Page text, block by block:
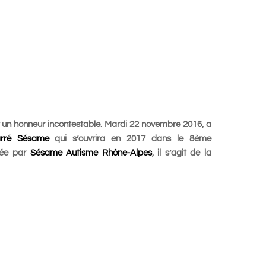
honneur incontestable. Mardi 22 novembre 2016, a
Sésamequi s’ouvrira en 2017dans le 8ème
par Sésame Autisme Rhône-Alpes, il s’agit de la